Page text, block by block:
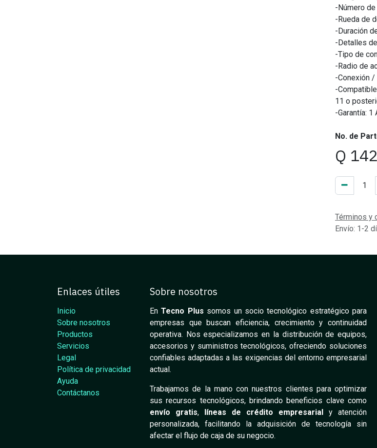
-Número
-Rueda de
-Duración
-Detalles
-Tipo de
-Radio de
-Conexión /
-
11 o
-Garantía:
No. de
Q
Términos y
Envío: 1-2
Enlaces útiles
Inicio
Sobre nosotros
Productos
Servicios
Legal
Política de privacidad
Ayuda
Contáctanos
Sobre nosotros
EnTecno Plus somos un socio tecnológico estratégico para
empresas que buscan eficiencia, crecimiento y continuidad
operativa. Nos especializamos en la distribución de equipos,
accesorios y suministros tecnológicos, ofreciendo soluciones
confiables adaptadas a las exigencias del entorno empresarial
actual.
Trabajamos de la mano con nuestros clientes para optimizar
sus recursos tecnológicos, brindando beneficios clave como
envío gratis, líneas de crédito empresarial y atención
personalizada, facilitando la adquisición de tecnología sin
afectar el flujo de caja de su negocio.